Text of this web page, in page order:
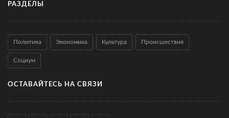
РАЗДЕЛЫ
Политика Экономика Культура Происшествия
Социум
ОСТАВАЙТЕСЬ НА СВЯЗИ